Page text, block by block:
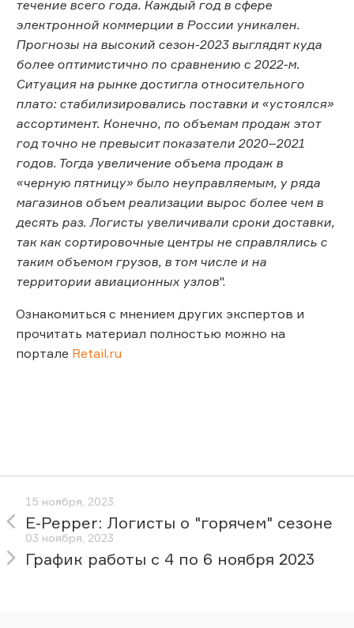
течение всего года. Каждый год в сфере
электронной коммерции в России уникален.
Прогнозы на высокий сезон-2023 выглядят куда
более оптимистично по сравнению с 2022-м.
Ситуация на рынке достигла относительного
плато: стабилизировались поставки и «устоялся»
ассортимент. Конечно, по объемам продаж этот
год точно не превысит показатели 2020–2021
годов. Тогда увеличение объема продаж в
«черную пятницу» было неуправляемым, у ряда
магазинов объем реализации вырос более чем в
десять раз. Логисты увеличивали сроки доставки,
так как сортировочные центры не справлялись с
таким объемом грузов, в том числе и на
территории авиационных узлов".
Ознакомиться с мнением других экспертов и
прочитать материал полностью можно на
портале Retail.ru
15 ноября, 2023
E-Pepper: Логисты о "горячем" сезоне
03 ноября, 2023
График работы с 4 по 6 ноября 2023